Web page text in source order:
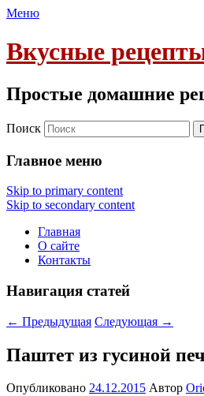
Меню
Вкусные
Простые домашние
Поиск
Главное меню
Skip to primary content
Skip to secondary content
Главная
О сайте
Контакты
Навигация статей
← Предыдущая Следующая →
Паштет из гусиной
Опубликовано 24.12.2015 Автор